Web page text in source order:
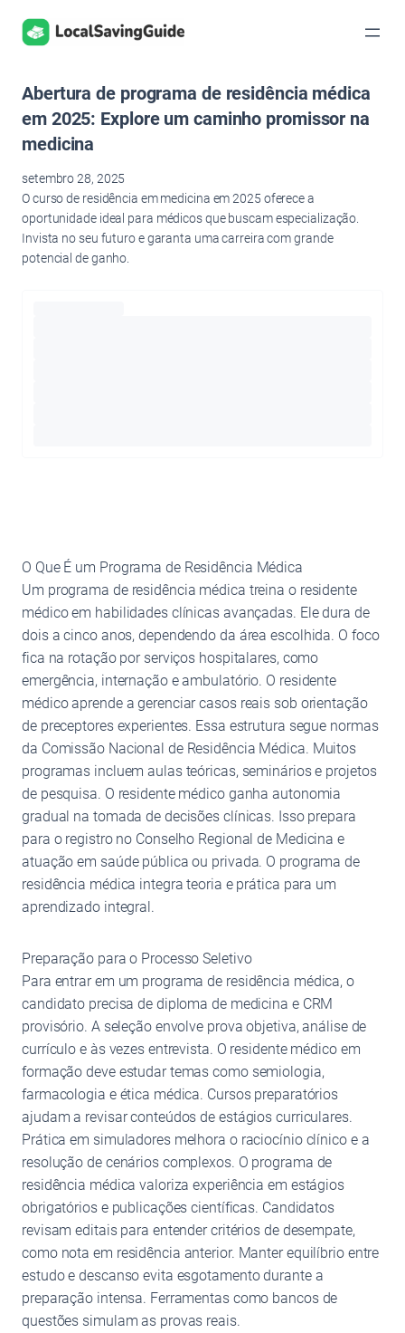
Pular
para
Abertura de programa de residência médica
em 2025: Explore um caminho promissor na
medicina
setembro 28, 2025
O curso de residência em medicina em 2025 oferece a
oportunidade ideal para médicos que buscam especialização.
Invista no seu futuro e garanta uma carreira com grande
potencial de ganho.
O Que É um Programa de Residência Médica
Um programa de residência médica treina o residente
médico em habilidades clínicas avançadas. Ele dura de
dois a cinco anos, dependendo da área escolhida. O foco
fica na rotação por serviços hospitalares, como
emergência, internação e ambulatório. O residente
médico aprende a gerenciar casos reais sob orientação
de preceptores experientes. Essa estrutura segue normas
da Comissão Nacional de Residência Médica. Muitos
programas incluem aulas teóricas, seminários e projetos
de pesquisa. O residente médico ganha autonomia
gradual na tomada de decisões clínicas. Isso prepara
para o registro no Conselho Regional de Medicina e
atuação em saúde pública ou privada. O programa de
residência médica integra teoria e prática para um
aprendizado integral.
Preparação para o Processo Seletivo
Para entrar em um programa de residência médica, o
candidato precisa de diploma de medicina e CRM
provisório. A seleção envolve prova objetiva, análise de
currículo e às vezes entrevista. O residente médico em
formação deve estudar temas como semiologia,
farmacologia e ética médica. Cursos preparatórios
ajudam a revisar conteúdos de estágios curriculares.
Prática em simuladores melhora o raciocínio clínico e a
resolução de cenários complexos. O programa de
residência médica valoriza experiência em estágios
obrigatórios e publicações científicas. Candidatos
revisam editais para entender critérios de desempate,
como nota em residência anterior. Manter equilíbrio entre
estudo e descanso evita esgotamento durante a
preparação intensa. Ferramentas como bancos de
questões simulam as provas reais.